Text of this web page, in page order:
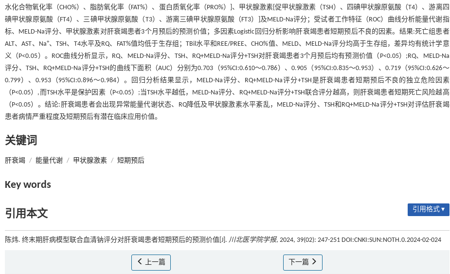
水化合物氧化率（CHO%）、脂肪氧化率（FAT%）、蛋白质氧化率（PRO%）]、甲状腺激素[促甲状腺激素（TSH）、四碘甲状腺原氨酸（T4）、游离四
碘甲状腺原氨酸（FT4）、三碘甲状腺原氨酸（T3）、游离三碘甲状腺原氨酸（FT3）]及MELD-Na评分；受试者工作特征（ROC）曲线分析能量代谢指
标、MELD-Na评分、甲状腺激素对肝衰竭患者3个月预后的预测价值；多因素Logistic回归分析影响肝衰竭患者短期预后不良的因素。结果:死亡组患者
ALT、AST、Na+、TSH、T4水平及RQ、FAT%值均低于生存组；TBil水平和REE/PREE、CHO%值、MELD、MELD-Na评分均高于生存组，差异均有统计学意
义（P<0.05）。ROC曲线分析显示，RQ、MELD-Na评分、TSH、RQ+MELD-Na评分+TSH对肝衰竭患者3个月预后均有预测价值（P<0.05）;RQ、MELD-Na
评分、TSH、RQ+MELD-Na评分+TSH的曲线下面积（AUC）分别为0.703（95%CI:0.610～0.786）、0.905（95%CI:0.835～0.953）、0.719（95%CI:0.626～
0.799）、0.953（95%CI:0.896～0.984）。回归分析结果显示，MELD-Na评分、RQ+MELD-Na评分+TSH是肝衰竭患者短期预后不良的独立危险因素
（P<0.05）,而TSH水平是保护因素（P<0.05）;当TSH水平越低，MELD-Na评分、RQ+MELD-Na评分+TSH联合评分越高，则肝衰竭患者短期死亡风险越高
（P<0.05）。结论:肝衰竭患者会出现异常能量代谢状态、RQ降低及甲状腺激素水平紊乱，MELD-Na评分、TSH和RQ+MELD-Na评分+TSH对评估肝衰竭
患者病情严重程度及短期预后有潜在临床应用价值。
关键词
肝衰竭 / 能量代谢 / 甲状腺激素 / 短期预后
Key words
引用本文 引用格式 ▾
陈炜. 终末期肝病模型联合血清钠评分对肝衰竭患者短期预后的预测价值[J]. 川北医学院学报, 2024, 39(02): 247-251 DOI:CNKI:SUN:NOTH.0.2024-02-024
上一篇 下一篇